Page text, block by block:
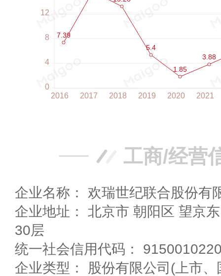
工商/经营
企业名称： 欢瑞世纪联合股份有
企业地址： 北京市 朝阳区 望京东园四区1号楼君康大厦
30层
统一社会信用代码：
企业类型： 股份有限公司(上市、